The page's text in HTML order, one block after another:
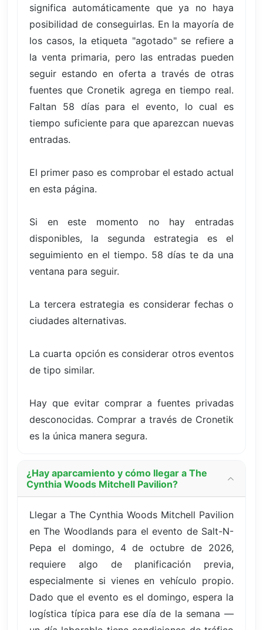
significa automáticamente que ya no haya
posibilidad de conseguirlas. En la mayoría de
los casos, la etiqueta "agotado" se refiere a
la venta primaria, pero las entradas pueden
seguir estando en oferta a través de otras
fuentes que Cronetik agrega en tiempo real.
Faltan 58 días para el evento, lo cual es
tiempo suficiente para que aparezcan nuevas
entradas.
El primer paso es comprobar el estado actual
en esta página.
Si en este momento no hay entradas
disponibles, la segunda estrategia es el
seguimiento en el tiempo. 58 días te da una
ventana para seguir.
La tercera estrategia es considerar fechas o
ciudades alternativas.
La cuarta opción es considerar otros eventos
de tipo similar.
Hay que evitar comprar a fuentes privadas
desconocidas. Comprar a través de Cronetik
es la única manera segura.
¿Hay aparcamiento y cómo llegar a The
Cynthia Woods Mitchell Pavilion?
Llegar a The Cynthia Woods Mitchell Pavilion
en The Woodlands para el evento de Salt-N-
Pepa el domingo, 4 de octubre de 2026,
requiere algo de planificación previa,
especialmente si vienes en vehículo propio.
Dado que el evento es el domingo, espera la
logística típica para ese día de la semana —